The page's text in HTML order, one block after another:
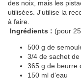
des noix, mais les
utilisées. J'utilise la
à faire.
Ingrédients : (pour
500 g de
3/4 de sachet
365 g de beurre
150 ml d'eau